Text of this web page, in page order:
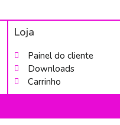
Loja
Painel do cliente
Downloads
Carrinho